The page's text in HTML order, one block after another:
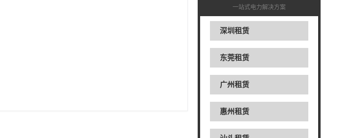
一站式电力解决方案
深圳租赁
东莞租赁
广州租赁
惠州租赁